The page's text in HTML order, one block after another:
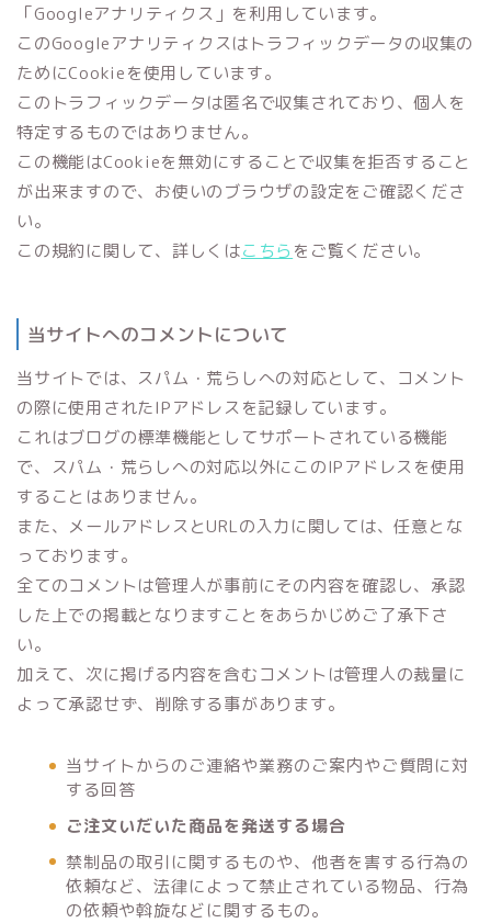
「Googleアナリティクス」を利用しています。
このGoogleアナリティクスはトラフィックデータの収集の
ためにCookieを使用しています。
このトラフィックデータは匿名で収集されており、個人を
特定するものではありません。
この機能はCookieを無効にすることで収集を拒否すること
が出来ますので、お使いのブラウザの設定をご確認くださ
い。
この規約に関して、詳しくはこちら をご覧ください。
当サイトへのコメントについて
当サイトでは、スパム・荒らしへの対応として、コメント
の際に使用されたIPアドレスを記録しています。
これはブログの標準機能としてサポートされている機能
で、スパム・荒らしへの対応以外にこのIPアドレスを使用
することはありません。
また、メールアドレスとURLの入力に関しては、任意とな
っております。
全てのコメントは管理人が事前にその内容を確認し、承認
した上での掲載となりますことをあらかじめご了承下さ
い。
加えて、次に掲げる内容を含むコメントは管理人の裁量に
よって承認せず、削除する事があります。
当サイトからのご連絡や業務のご案内やご質問に対
する回答
ご注文いだいた商品を発送する場合
禁制品の取引に関するものや、他者を害する行為の
依頼など、法律によって禁止されている物品、行為
の依頼や斡旋などに関するもの。